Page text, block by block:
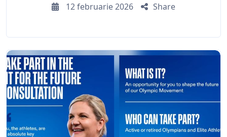
12 februarie 2026 Share